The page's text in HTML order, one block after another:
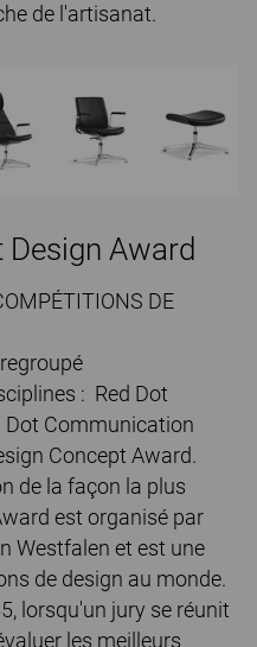
de l'artisanat.
Design Award
DE
: Red Dot
Dot Communication
Concept Award.
de la façon la plus
est organisé par
Westfalen et est une
de design au monde.
lorsqu'un jury se réunit
les meilleurs